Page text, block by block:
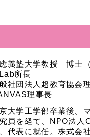
義塾大学教授 博士
所長
社団法人超教育協会
理事長
大学工学部卒業後、
員を経て、NPO法人
代表に就任。株式会